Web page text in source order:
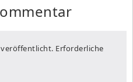
veröffentlicht. Erforderliche